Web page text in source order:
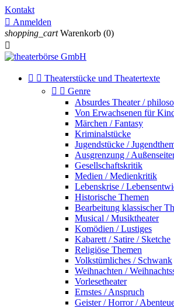
Kontakt
 Anmelden
shopping_cart Warenkorb (0)

  Theaterstücke und Theatertexte
  Genre
Absurdes Theater /
Von Erwachsenen für
Märchen / Fantasy
Kriminalstücke
Jugendstücke /
Ausgrenzung /
Gesellschaftskritik
Medien / Medienkritik
Lebenskrise /
Historische Themen
Bearbeitung klassischer
Musical / Musiktheater
Komödien / Lustiges
Kabarett / Satire / Sketche
Religiöse Themen
Volkstümliches / Schwank
Weihnachten /
Vorlesetheater
Ernstes / Anspruch
Geister / Horror /